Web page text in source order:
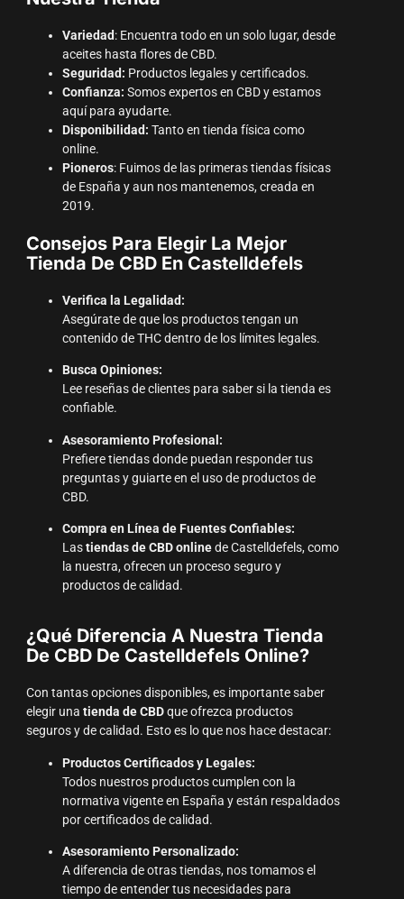
Variedad: Encuentra todo en un solo lugar, desde
aceites hasta flores de CBD.
Seguridad: Productos legales y certificados.
Confianza: Somos expertos en CBD y estamos
aquí para ayudarte.
Disponibilidad: Tanto en tienda física como
online.
Pioneros: Fuimos de las primeras tiendas físicas
de España y aun nos mantenemos, creada en
2019.
Consejos Para Elegir La Mejor
Tienda De CBD En Castelldefels
Verifica la Legalidad:
Asegúrate de que los productos tengan un
contenido de THC dentro de los límites legales.
Busca Opiniones:
Lee reseñas de clientes para saber si la tienda es
confiable.
Asesoramiento Profesional:
Prefiere tiendas donde puedan responder tus
preguntas y guiarte en el uso de productos de
CBD.
Compra en Línea de Fuentes Confiables:
Lastiendas de CBD onlinede Castelldefels, como
la nuestra, ofrecen un proceso seguro y
productos de calidad.
¿Qué Diferencia A Nuestra Tienda
De CBD De Castelldefels Online?
Con tantas opciones disponibles, es importante saber
elegir una tienda de CBDque ofrezca productos
seguros y de calidad. Esto es lo que nos hace destacar:
Productos Certificados y Legales:
Todos nuestros productos cumplen con la
normativa vigente en España y están respaldados
por certificados de calidad.
Asesoramiento Personalizado:
A diferencia de otras tiendas, nos tomamos el
tiempo de entender tus necesidades para